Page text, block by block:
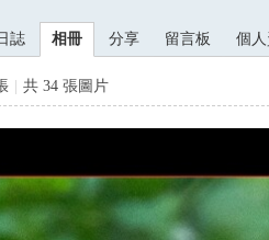
誌 相冊 分享 留言板 個
共 34 張圖片